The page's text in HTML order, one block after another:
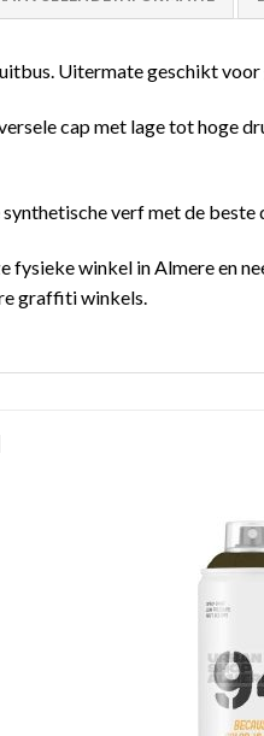
Uitermate geschikt
cap met lage tot hoge
verf met de
fysieke winkel in Almere en
graffiti winkels.